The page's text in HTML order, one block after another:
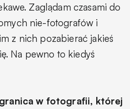
Zaglądam czasami do
nie-fotografów i
z nich pozabierać jakieś
Na pewno to kiedyś
w fotografii, której